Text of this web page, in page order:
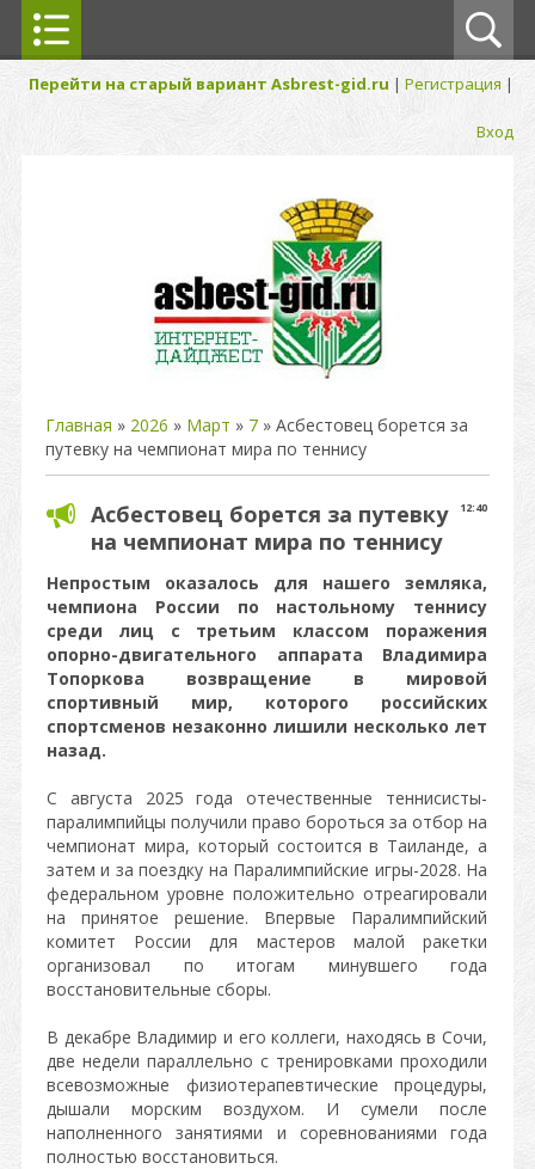
Перейти на старый вариант Asbrest-gid.ru | Регистрация |
Вход
Главная » 2026 » Март » 7 » Асбестовец борется за
путевку на чемпионат мира по теннису
12:40
Асбестовец борется за путевку
на чемпионат мира по теннису
Непростым оказалось для нашего земляка,
чемпиона России по настольному теннису
среди лиц с третьим классом поражения
опорно-двигательного аппарата Владимира
Топоркова возвращение в мировой
спортивный мир, которого российских
спортсменов незаконно лишили несколько лет
назад.
С августа 2025 года отечественные теннисисты-
паралимпийцы получили право бороться за отбор на
чемпионат мира, который состоится в Таиланде, а
затем и за поездку на Паралимпийские игры-2028. На
федеральном уровне положительно отреагировали
на принятое решение. Впервые Паралимпийский
комитет России для мастеров малой ракетки
организовал по итогам минувшего года
восстановительные сборы.
В декабре Владимир и его коллеги, находясь в Сочи,
две недели параллельно с тренировками проходили
всевозможные физиотерапевтические процедуры,
дышали морским воздухом. И сумели после
наполненного занятиями и соревнованиями года
полностью восстановиться.